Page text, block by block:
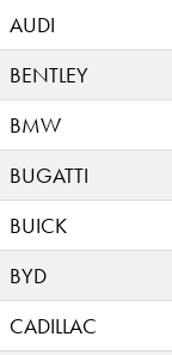
AUDI
BENTLEY
BMW
BUGATTI
BUICK
BYD
CADILLAC